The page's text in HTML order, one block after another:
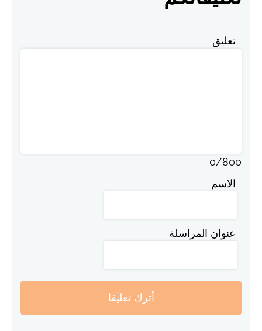
تعليق
0/800
الاسم
عنوان المراسلة
أترك تعليقا